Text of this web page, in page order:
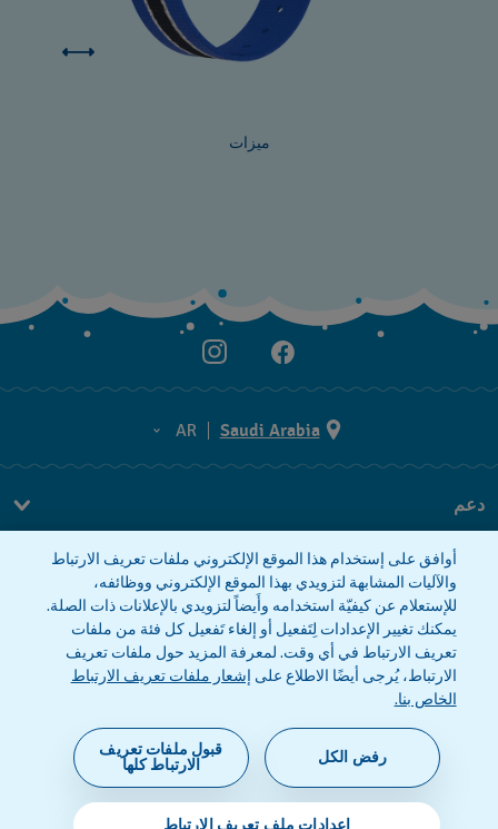
ميزات
Saudi Arabia
AR
AR
دعم
معلومات الشركة
صحافة
وظائف
إشعار الخصوصية
©2026 فليك فلاك، أحد أقسام سواتش (شركة محدودة
أوافق على إستخدام هذا الموقع الإلكتروني ملفات تعريف الارتباط
والآليات المشابهة لتزويدي بهذا الموقع الإلكتروني ووظائفه،
للإستعلام عن كيفيّة استخدامه وأَيضاً لتزويدي بالإعلانات ذات الصلة.
يمكنك تغيير الإعدادات لِتَفعيل أو إلغاء تَفعيل كل فئة من ملفات
تعريف الارتباط في أي وقت. لمعرفة المزيد حول ملفات تعريف
الارتباط، يُرجى أيضًا الاطلاع على إشعار ملفات تعريف الارتباط
الخاص بنا.
إعدادات ملف تعريف الارتباط
رفض الكل
قبول ملفات تعريف
الارتباط كلها